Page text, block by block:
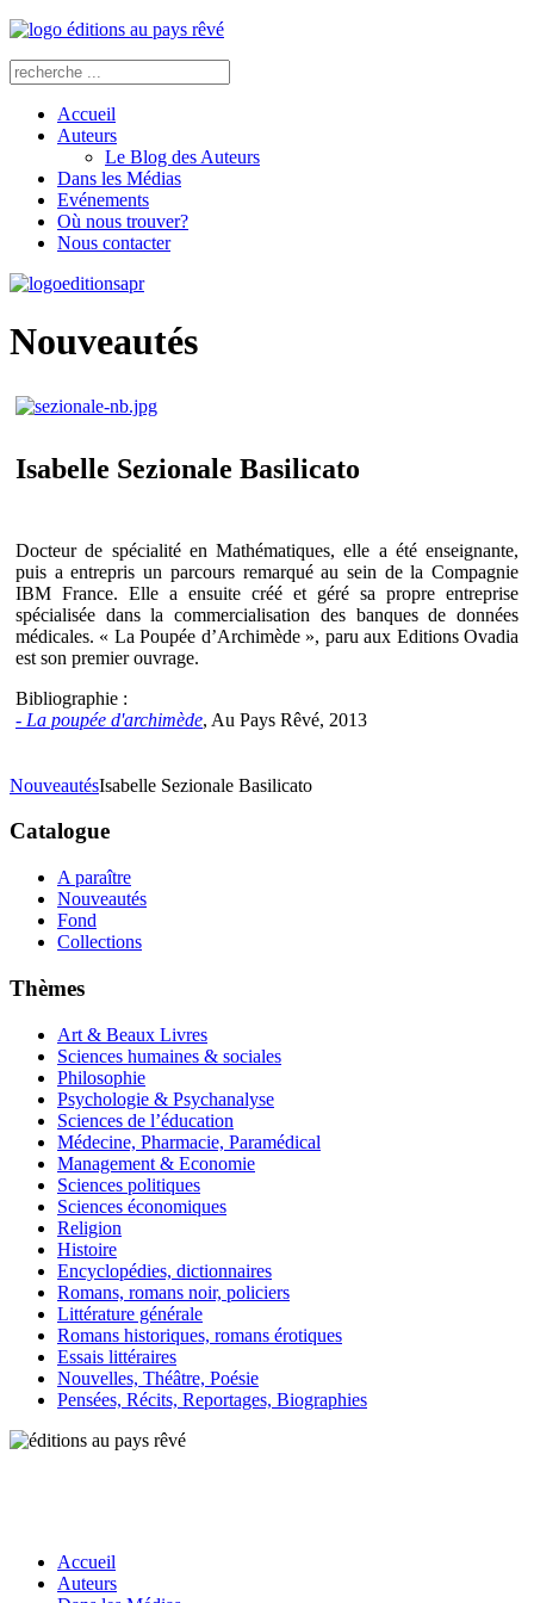
Accueil
Auteurs
Le Blog des Auteurs
Dans les Médias
Evénements
Où nous trouver?
Nous contacter
Nouveautés
Isabelle Sezionale Basilicato
Docteur de spécialité en Mathématiques, elle a été enseignante,
puis a entrepris un parcours remarqué au sein de la Compagnie
IBM France. Elle a ensuite créé et géré sa propre entreprise
spécialisée dans la commercialisation des banques de données
médicales. « La Poupée d’Archimède », paru aux Editions Ovadia
est son premier ouvrage.
Bibliographie :
- La poupée d'archimède, Au Pays Rêvé, 2013
NouveautésIsabelle Sezionale Basilicato
Catalogue
A paraître
Nouveautés
Fond
Collections
Thèmes
Art & Beaux Livres
Sciences humaines & sociales
Philosophie
Psychologie & Psychanalyse
Sciences de l’éducation
Médecine, Pharmacie, Paramédical
Management & Economie
Sciences politiques
Sciences économiques
Religion
Histoire
Encyclopédies, dictionnaires
Romans, romans noir, policiers
Littérature générale
Romans historiques, romans érotiques
Essais littéraires
Nouvelles, Théâtre, Poésie
Pensées, Récits, Reportages, Biographies
Accueil
Auteurs